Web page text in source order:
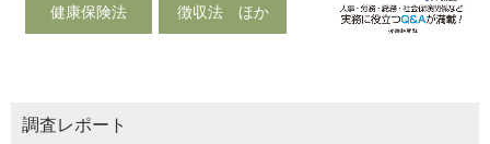
健康保険法 徴収法 ほか
調査レポート